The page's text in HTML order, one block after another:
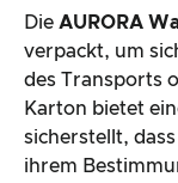
Die AURORA
verpackt, um
des Transports
Karton bietet
sicherstellt,
ihrem